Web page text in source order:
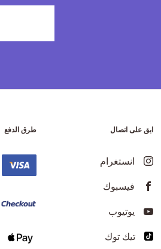
ابق على اتصال
انستغرام
فيسبوك
يوتيوب
تيك توك
طرق الدفع